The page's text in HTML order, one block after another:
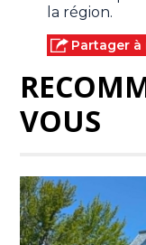
la région.
Partager
VOUS